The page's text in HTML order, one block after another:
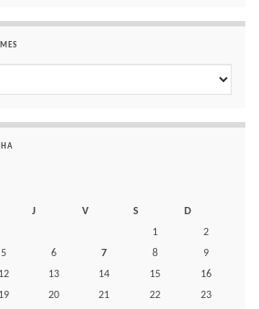
J V S
D
1
2
5 6 7 8
9
12 13 14 15
16
19 20 21 22
23